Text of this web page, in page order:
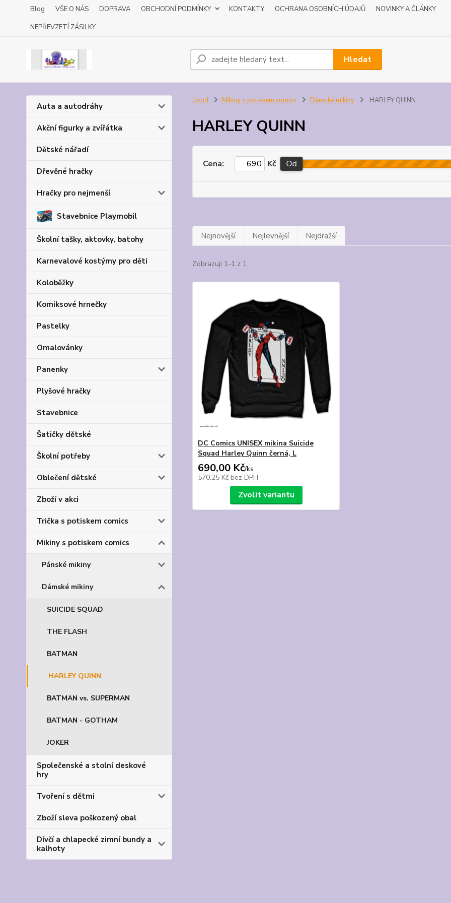
Blog VŠE O NÁS DOPRAVA OBCHODNÍ PODMÍNKY KONTAKTY OCHRANA OSOBNÍCH ÚDAJŮ
NOVINKY A ČLÁNKY
NEPŘEVZETÍ ZÁSILKY
Hledat
Auta a autodráhy
Akční figurky a zvířátka
Dětské nářadí
Dřevěné hračky
Hračky pro nejmenší
Stavebnice Playmobil
Školní tašky, aktovky, batohy
Karnevalové kostýmy pro děti
Koloběžky
Komiksové hrnečky
Pastelky
Omalovánky
Panenky
Plyšové hračky
Stavebnice
Šatičky dětské
Školní potřeby
Oblečení dětské
Zboží v akci
Trička s potiskem comics
Mikiny s potiskem comics
Pánské mikiny
Dámské mikiny
SUICIDE SQUAD
THE FLASH
BATMAN
HARLEY QUINN
BATMAN vs. SUPERMAN
BATMAN - GOTHAM
JOKER
Společenské a stolní deskové
hry
Tvoření s dětmi
Zboží sleva poškozený obal
Dívčí a chlapecké zimní bundy a
kalhoty
Úvod Mikiny s potiskem comics Dámské mikiny HARLEY QUINN
HARLEY QUINN
Cena: Kč Od
Nejnovější Nejlevnější Nejdražší
Zobrazuji 1-1 z 1
DC Comics UNISEX mikina Suicide
Squad Harley Quinn černá, L
690,00 Kč/ks
570,25 Kč bez DPH
Zvolit variantu